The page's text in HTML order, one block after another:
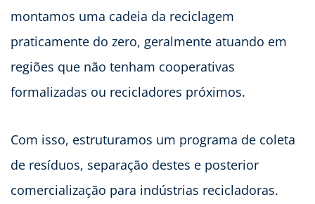
montamos uma cadeia da reciclagem
praticamente do zero, geralmente atuando em
regiões que não tenham cooperativas
formalizadas ou recicladores próximos.
Com isso, estruturamos um programa de coleta
de resíduos, separação destes e posterior
comercialização para indústrias recicladoras.